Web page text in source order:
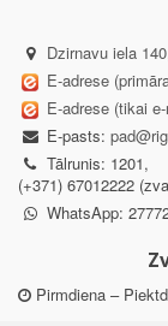
Dzirnavu iela
E-adrese
E-adrese (tikai
E-pasts:
Tālrunis: 1201,
(+371) 67012222
WhatsApp:
Pirmdiena –